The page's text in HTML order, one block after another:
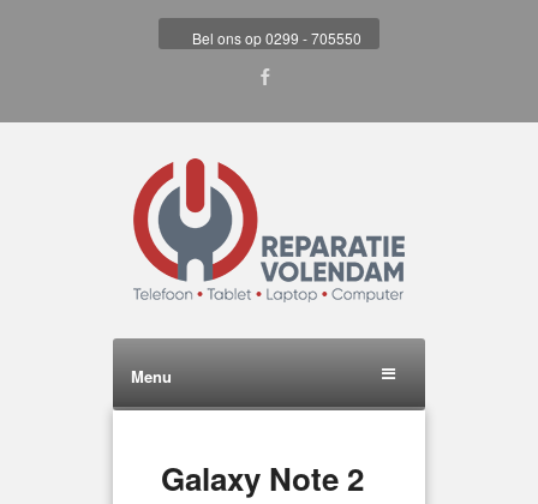
Bel ons op 0299 - 705550
Menu
Galaxy Note 2